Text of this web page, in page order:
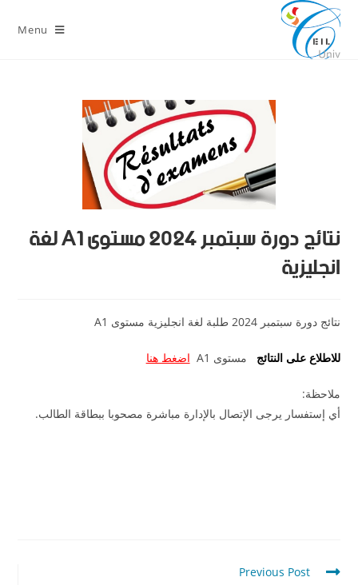
Menu
نتائج دورة سبتمبر 2024 مستوى A1 لغة
انجليزية
نتائج دورة سبتمبر 2024 طلبة لغة انجليزية مستوى A1
للاطلاع على النتائج مستوى A1 اضغط هنا
ملاحظة:
أي إستفسار يرجى الإتصال بالإدارة مباشرة مصحوبا ببطاقة الطالب.
Previous Post